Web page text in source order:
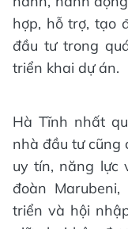
hợp, hỗ trợ, tạo
đầu tư trong
triển khai dự án.
Hà Tĩnh nhất
nhà đầu tư cũng
uy tín, năng lực
đoàn
triển và hội